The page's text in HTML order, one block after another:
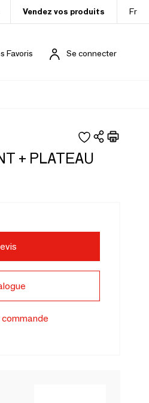
Vendez vos produits Fr
Favoris Se connecter
+ PLATEAU